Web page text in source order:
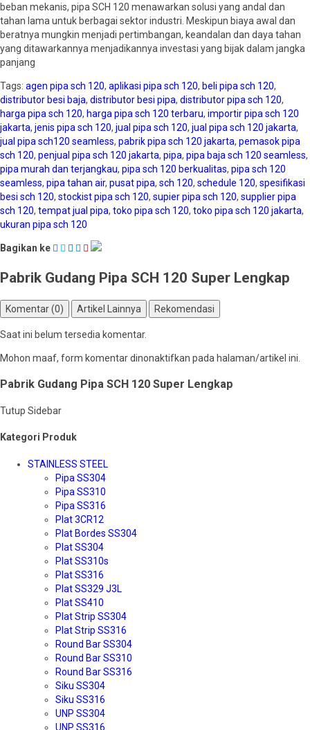
beban mekanis, pipa SCH 120 menawarkan solusi yang andal dan
tahan lama untuk berbagai sektor industri. Meskipun biaya awal dan
beratnya mungkin menjadi pertimbangan, keandalan dan daya tahan
yang ditawarkannya menjadikannya investasi yang bijak dalam jangka
panjang
Tags: agen pipa sch 120, aplikasi pipa sch 120, beli pipa sch 120,
distributor besi baja, distributor besi pipa, distributor pipa sch 120,
harga pipa sch 120, harga pipa sch 120 terbaru, importir pipa sch 120
jakarta, jenis pipa sch 120, jual pipa sch 120, jual pipa sch 120 jakarta,
jual pipa sch120 seamless, pabrik pipa sch 120 jakarta, pemasok pipa
sch 120, penjual pipa sch 120 jakarta, pipa, pipa baja sch 120 seamless,
pipa murah dan terjangkau, pipa sch 120 berkualitas, pipa sch 120
seamless, pipa tahan air, pusat pipa, sch 120, schedule 120, spesifikasi
besi sch 120, stockist pipa sch 120, supier pipa sch 120, supplier pipa
sch 120, tempat jual pipa, toko pipa sch 120, toko pipa sch 120 jakarta,
ukuran pipa sch 120
Bagikan ke
Pabrik Gudang Pipa SCH 120 Super Lengkap
Komentar (0) Artikel Lainnya Rekomendasi
Saat ini belum tersedia komentar.
Mohon maaf, form komentar dinonaktifkan pada halaman/artikel ini.
Pabrik Gudang Pipa SCH 120 Super Lengkap
Tutup Sidebar
Kategori Produk
STAINLESS STEEL
Pipa SS304
Pipa SS310
Pipa SS316
Plat 3CR12
Plat Bordes SS304
Plat SS304
Plat SS310s
Plat SS316
Plat SS329 J3L
Plat SS410
Plat Strip SS304
Plat Strip SS316
Round Bar SS304
Round Bar SS310
Round Bar SS316
Siku SS304
Siku SS316
UNP SS304
UNP SS316